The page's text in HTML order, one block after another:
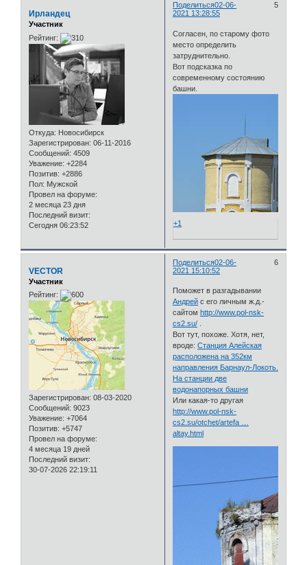
Поделиться 5
02-06-
2021 13:28:55
Ирландец
Участник
Рейтинг:
Откуда: Новосибирск
Зарегистрирован: 06-11-2016
Сообщений: 4509
Уважение: +2284
Позитив: +2886
Пол: Мужской
Провел на форуме:
2 месяца 23 дня
Последний визит:
Сегодня 06:23:52
Согласен, по старому фото
место определить
затруднительно.
Вот подсказка по
современному состоянию
башни.
+1
Поделиться 6
02-06-
2021 15:10:52
VECTOR
Участник
Рейтинг:
Зарегистрирован: 08-03-2020
Сообщений: 9023
Уважение: +7064
Позитив: +5747
Провел на форуме:
4 месяца 19 дней
Последний визит:
30-07-2026 22:19:11
Поможет в разгадывании
Андрей с его личным ж.д.-
сайтомhttp://www.pol-nsk-
cs2.su/
Вот тут, похоже. Хотя, нет,
вроде:Станция Алейская
расположена на 352км
направления Барнаул-Локоть.
На станции две
водонапорных башни
Или какая-то другая
http://www.pol-nsk-
cs2.su/otchet/artefa …
altay.html